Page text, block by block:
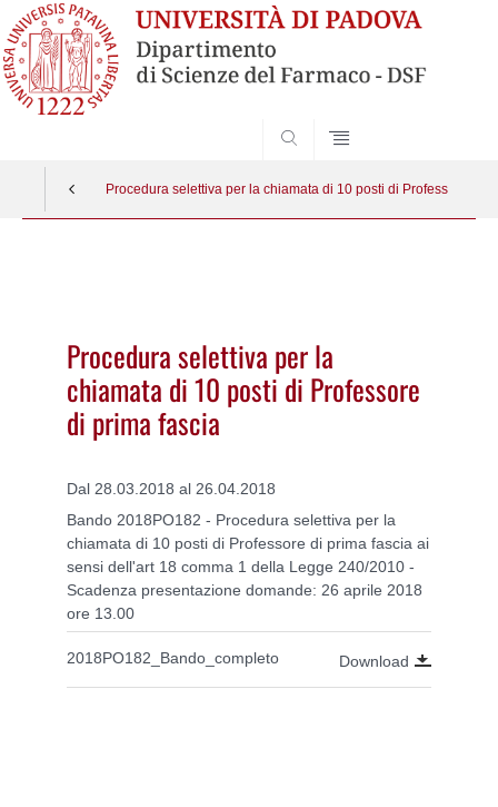
Procedura selettiva per la chiamata di 10 posti di Professore di
Procedura selettiva per la
chiamata di 10 posti di Professore
di prima fascia
Dal 28.03.2018 al 26.04.2018
Bando 2018PO182 - Procedura selettiva per la
chiamata di 10 posti di Professore di prima fascia ai
sensi dell'art 18 comma 1 della Legge 240/2010 -
Scadenza presentazione domande: 26 aprile 2018
ore 13.00
2018PO182_Bando_completo Download